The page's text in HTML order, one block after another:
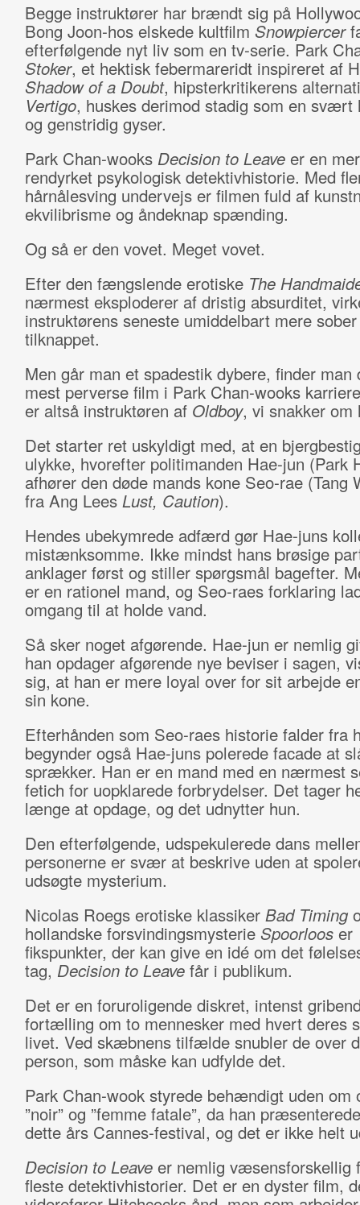
Begge instruktører har brændt sig på
Bong Joon-hos elskede kultfilm Snowpiercer
efterfølgende nyt liv som en tv-serie. Park
Stoker, et hektisk febermareridt inspireret af
Shadow of a Doubt, hipsterkritikerens
Vertigo, huskes derimod stadig som en svært
og genstridig gyser.
Park Chan-wooks Decision to Leaveer en
rendyrket psykologisk detektivhistorie. Med
hårnålesving undervejs er filmen fuld af
ekvilibrisme og åndeknap spænding.
Og så er den vovet. Meget vovet.
Efter den fængslende erotiske The
nærmest eksploderer af dristig absurditet,
instruktørens seneste umiddelbart mere
tilknappet.
Men går man et spadestik dybere, finder man
mest perverse film i Park Chan-wooks
er altså instruktøren af Oldboy, vi snakker om
Det starter ret uskyldigt med, at en
ulykke, hvorefter politimanden Hae-jun (Park
afhører den døde mands kone Seo-rae (Tang
fra Ang Lees Lust, Caution).
Hendes ubekymrede adfærd gør Hae-juns
mistænksomme. Ikke mindst hans brøsige
anklager først og stiller spørgsmål bagefter.
er en rationel mand, og Seo-raes forklaring
omgang til at holde vand.
Så sker noget afgørende. Hae-jun er nemlig
han opdager afgørende nye beviser i sagen,
sig, at han er mere loyal over for sit arbejde
sin kone.
Efterhånden som Seo-raes historie falder fra
begynder også Hae-juns polerede facade at
sprækker. Han er en mand med en nærmest
fetich for uopklarede forbrydelser. Det tager
længe at opdage, og det udnytter hun.
Den efterfølgende, udspekulerede dans
personerne er svær at beskrive uden at
udsøgte mysterium.
Nicolas Roegs erotiske klassiker Bad Timing
hollandske forsvindingsmysterie Spoorlooser
fikspunkter, der kan give en idé om det
tag, Decision to Leavefår i publikum.
Det er en foruroligende diskret, intenst
fortælling om to mennesker med hvert deres
livet. Ved skæbnens tilfælde snubler de over
person, som måske kan udfylde det.
Park Chan-wook styrede behændigt uden om
”noir” og ”femme fatale”, da han
dette års Cannes-festival, og det er ikke helt
Decision to Leaveer nemlig væsensforskellig
fleste detektivhistorier. Det er en dyster film,